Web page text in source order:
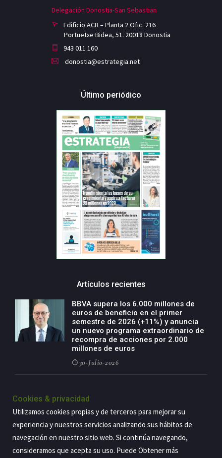
Delegación Donostia-San Sebastian
Edificio ACB – Planta 2 Ofic. 216
Portuetxe Bidea, 51. 20018 Donostia
943 011 160
donostia@estrategia.net
Último periódico
Artículos recientes
BBVA supera los 6.000 millones de
euros de beneficio en el primer
semestre de 2026 (+11%) y anuncia
un nuevo programa extraordinario de
recompra de acciones por 2.000
millones de euros
30-Julio-2026
negocio agro con un modelo global
de especialización presente en siete
países
29-Julio-2026
Cookies & privacidad
Utilizamos cookies propias y de terceros para mejorar su
experiencia y nuestros servicios analizando sus hábitos de
navegación en nuestro sitio web. Si continúa navegando,
consideramos que acepta su uso. Puede Obtener más